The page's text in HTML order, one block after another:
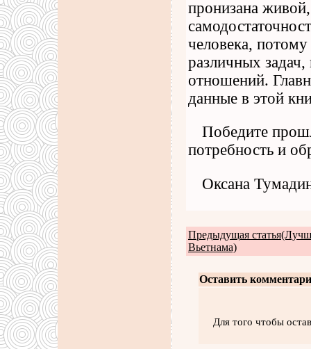
пронизана
человека,
различных
отношений.
данные в этой
Победите
потребность и
Оксана
Предыдущая
Вьетнама)
Оставить
Для того чтобы